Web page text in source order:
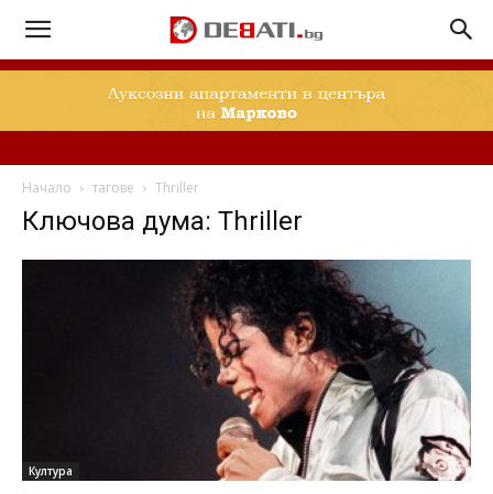
Начало тагове Thriller
Ключова дума: Thriller
Култура